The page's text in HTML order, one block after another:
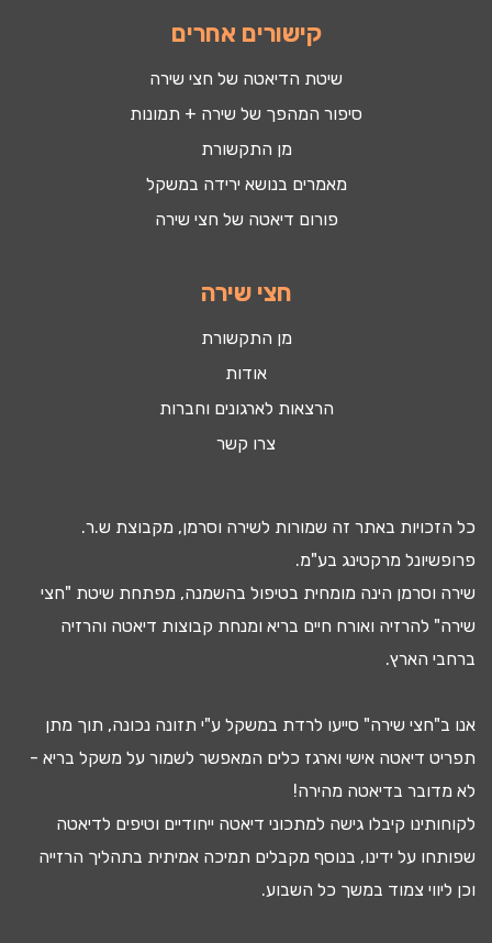
קישורים אחרים
שיטת הדיאטה של חצי שירה
סיפור המהפך של שירה + תמונות
מן התקשורת
מאמרים בנושא ירידה במשקל
פורום דיאטה של חצי שירה
חצי שירה
מן התקשורת
אודות
הרצאות לארגונים וחברות
צרו קשר
כל הזכויות באתר זה שמורות לשירה וסרמן, מקבוצת ש.ר.
פרופשיונל מרקטינג בע"מ.
שירה וסרמן הינה מומחית בטיפול בהשמנה, מפתחת שיטת "חצי
שירה" להרזיה ואורח חיים בריא ומנחת קבוצות דיאטה והרזיה
ברחבי הארץ.
אנו ב"חצי שירה" סייעו לרדת במשקל ע"י תזונה נכונה, תוך מתן
תפריט דיאטה אישי וארגז כלים המאפשר לשמור על משקל בריא -
לא מדובר בדיאטה מהירה!
לקוחותינו קיבלו גישה למתכוני דיאטה ייחודיים וטיפים לדיאטה
שפותחו על ידינו, בנוסף מקבלים תמיכה אמיתית בתהליך הרזייה
וכן ליווי צמוד במשך כל השבוע.